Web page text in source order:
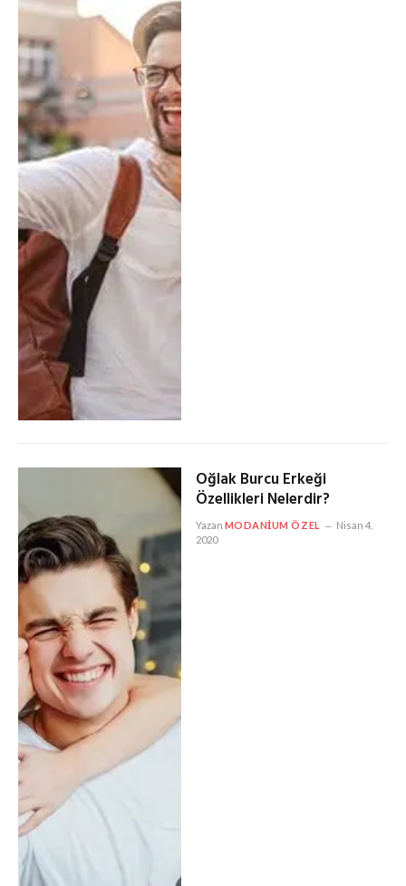
Oğlak Burcu Erkeği
Özellikleri Nelerdir?
Yazan MODANIUM ÖZEL
Nisan 4,
2020